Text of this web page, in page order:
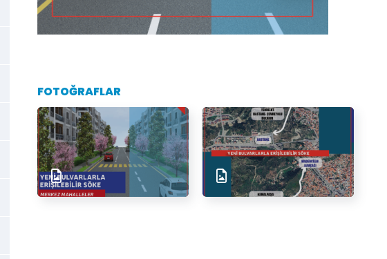
FOTOĞRAFLAR